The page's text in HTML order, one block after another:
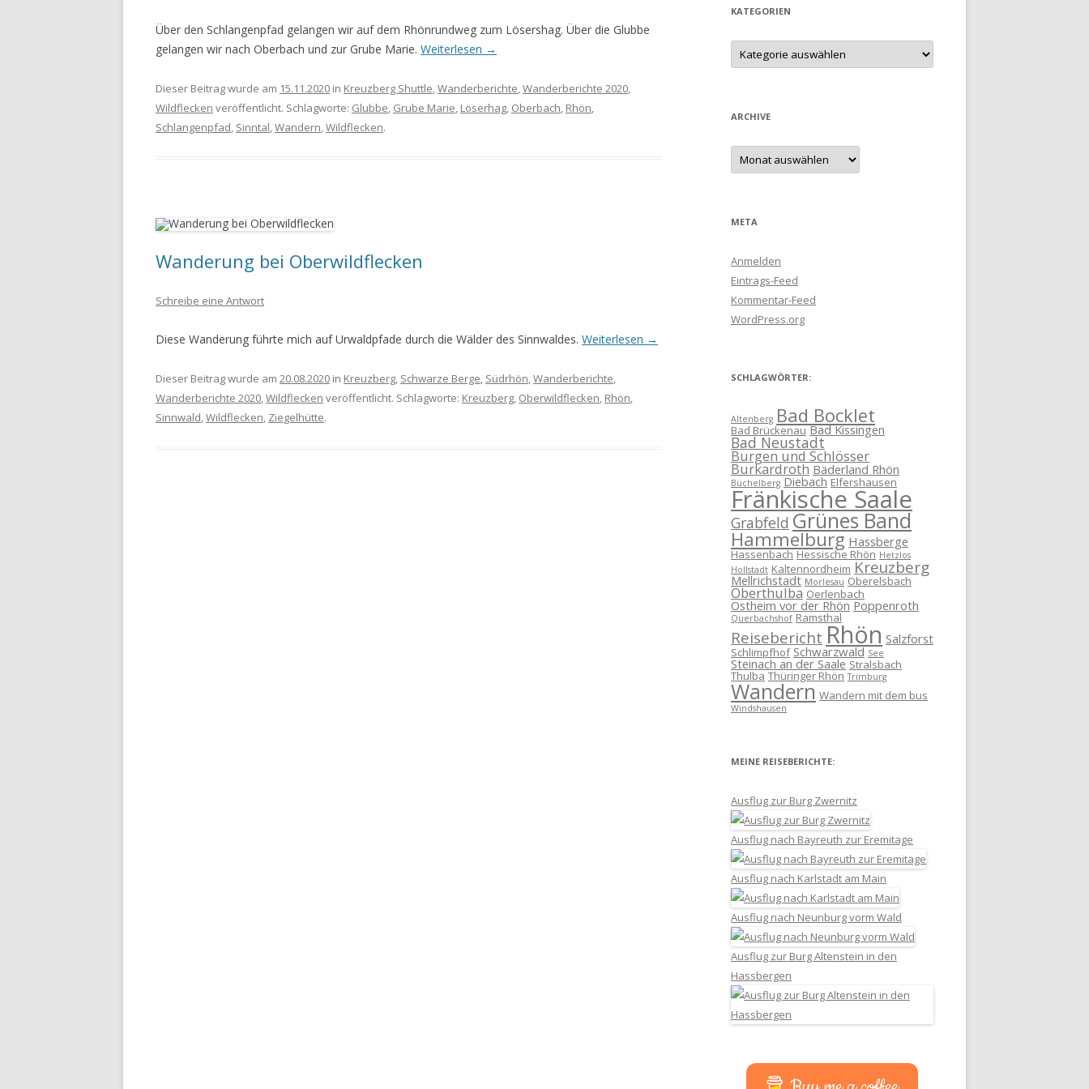
Über den Schlangenpfad gelangen wir auf dem Rhönrundweg zum Lösershag. Über die Glubbe
gelangen wir nach Oberbach und zur Grube Marie. Weiterlesen →
Dieser Beitrag wurde am 15.11.2020 in Kreuzberg Shuttle,Wanderberichte,Wanderberichte 2020,
Wildflecken veröffentlicht. Schlagworte: Glubbe, Grube Marie, Löserhag, Oberbach, Rhön,
Schlangenpfad, Sinntal,Wandern,Wildflecken.
Wanderung bei Oberwildflecken
Schreibe eine Antwort
Diese Wanderung führte mich auf Urwaldpfade durch die Wälder des Sinnwaldes. Weiterlesen →
Dieser Beitrag wurde am 20.08.2020 in Kreuzberg, Schwarze Berge, Südrhön,Wanderberichte,
Wanderberichte 2020,Wildflecken veröffentlicht. Schlagworte: Kreuzberg, Oberwildflecken, Rhön,
Sinnwald,Wildflecken, Ziegelhütte.
KATEGORIEN
Kategorien
ARCHIVE
Archive
META
Anmelden
Eintrags-Feed
Kommentar-Feed
WordPress.org
SCHLAGWÖRTER:
Altenberg Bad Bocklet
Bad Brückenau Bad Kissingen
Bad Neustadt
Burgen und Schlösser
Burkardroth Bäderland Rhön
Büchelberg Diebach Elfershausen
Fränkische Saale
Grabfeld Grünes Band
Hammelburg Hassberge
Hassenbach Hessische Rhön Hetzlos
Hollstadt Kaltennordheim Kreuzberg
Mellrichstadt Morlesau Oberelsbach
Oberthulba Oerlenbach
Ostheim vor der Rhön Poppenroth
Querbachshof Ramsthal
ReiseberichtRhön Salzforst
Schlimpfhof Schwarzwald See
Steinach an der Saale Stralsbach
Thulba Thüringer Rhön Trimburg
Wandern Wandern mit dem bus
Windshausen
MEINE REISEBERICHTE:
Ausflug zur Burg Zwernitz
Ausflug nach Bayreuth zur Eremitage
Ausflug nach Karlstadt am Main
Ausflug nach Neunburg vorm Wald
Ausflug zur Burg Altenstein in den
Hassbergen